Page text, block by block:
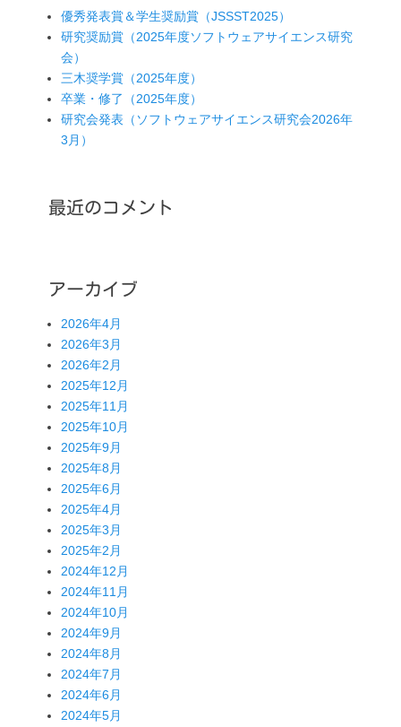
優秀発表賞＆学生奨励賞（JSSST2025）
研究奨励賞（2025年度ソフトウェアサイエンス研究
会）
三木奨学賞（2025年度）
卒業・修了（2025年度）
研究会発表（ソフトウェアサイエンス研究会2026年
3月）
最近のコメント
アーカイブ
2026年4月
2026年3月
2026年2月
2025年12月
2025年11月
2025年10月
2025年9月
2025年8月
2025年6月
2025年4月
2025年3月
2025年2月
2024年12月
2024年11月
2024年10月
2024年9月
2024年8月
2024年7月
2024年6月
2024年5月